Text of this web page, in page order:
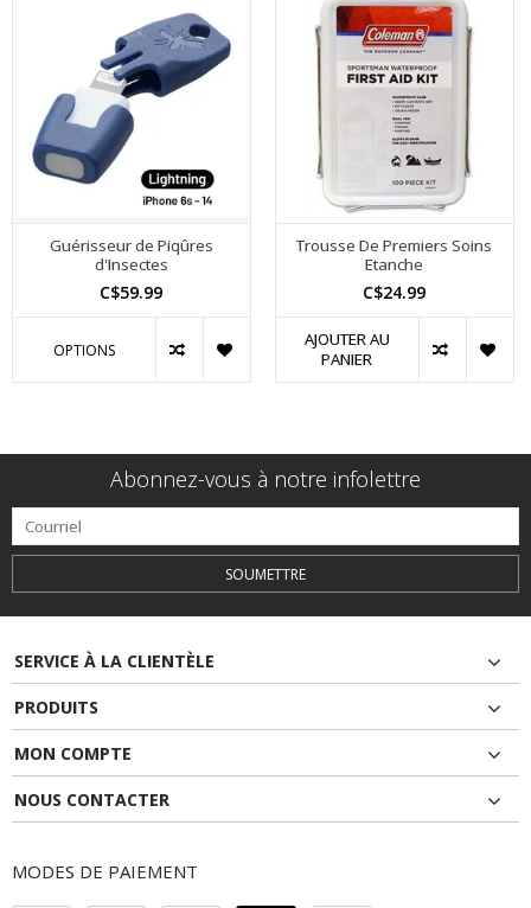
Guérisseur de Piqûres
d'Insectes
C$59.99
OPTIONS
Trousse De Premiers Soins
Etanche
C$24.99
AJOUTER AU
PANIER
Abonnez-vous à notre infolettre
SOUMETTRE
SERVICE À LA CLIENTÈLE
PRODUITS
MON COMPTE
NOUS CONTACTER
MODES DE PAIEMENT